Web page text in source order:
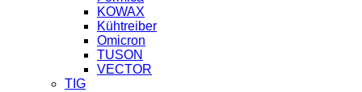
KOWAX
Kühtreiber
Omicron
TUSON
VECTOR
TIG